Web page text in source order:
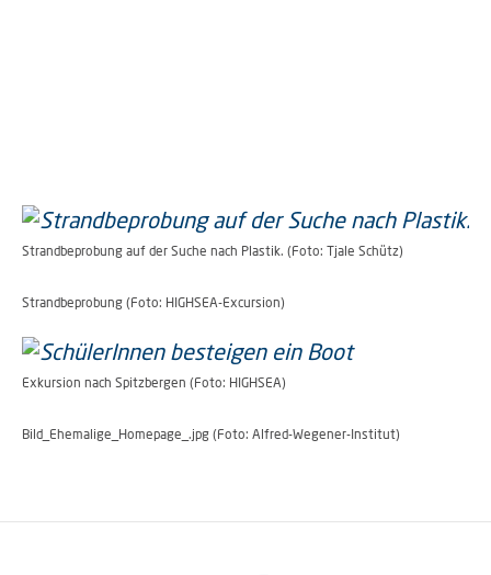
Strandbeprobung auf der Suche nach Plastik. (Foto: Tjale Schütz)
Strandbeprobung (Foto: HIGHSEA-Excursion)
Exkursion nach Spitzbergen (Foto: HIGHSEA)
Bild_Ehemalige_Homepage_.jpg (Foto: Alfred-Wegener-Institut)